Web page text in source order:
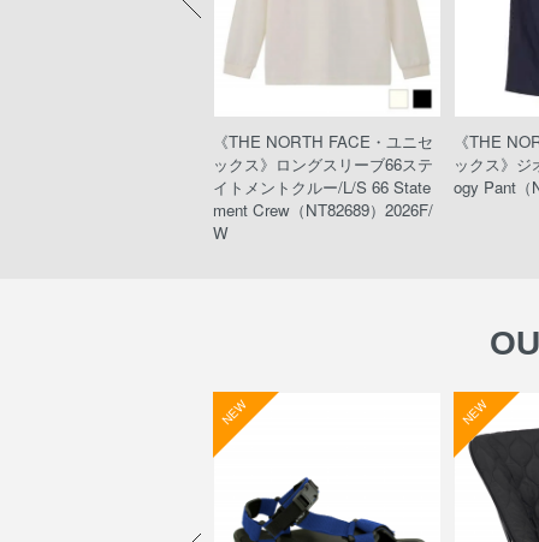
《THE NORTH FACE・ユニセ
ックス》ロングスリーブ66ステ
イトメントクルー/L/S 66 State
ment Crew（NT82689）2026F/
W
《THE
ックス》ジ
ogy Pant（
NEW NEW